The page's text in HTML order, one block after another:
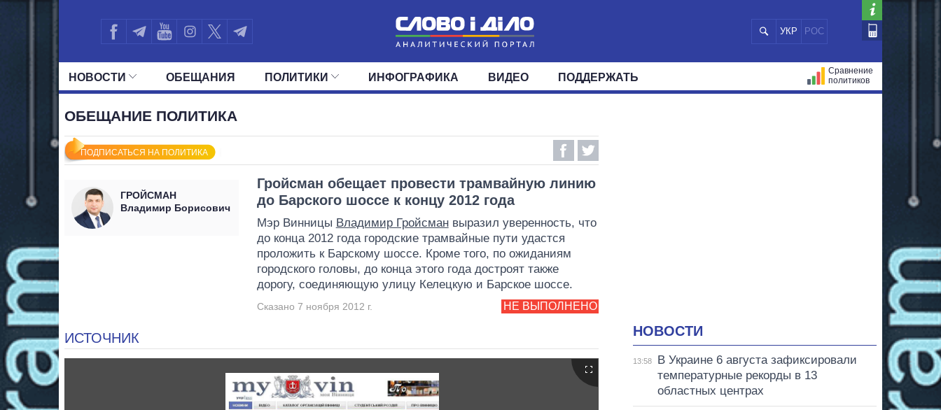
УКР РОС
НОВОСТИ
МИР
ОБЕЩАНИЯ ПОЛИТИКИ
ОКРУГА
ИНФОГРАФИКА ВИДЕО ПОДДЕРЖАТЬ
Сравнение
политиков
ОБЕЩАНИЕ ПОЛИТИКА
ПОДПИСАТЬСЯ НА ПОЛИТИКА
ГРОЙСМАН
Владимир Борисович
Гройсман обещает провести трамвайную линию
до Барского шоссе к концу 2012 года
Мэр Винницы Владимир Гройсманвыразил уверенность, что
до конца 2012 года городские трамвайные пути удастся
проложить к Барскому шоссе. Кроме того, по ожиданиям
городского головы, до конца этого года достроят также
дорогу, соединяющую улицу Келецкую и Барское шоссе.
НЕ ВЫПОЛНЕНО
Сказано 7 ноября 2012 г.
ИСТОЧНИК НОВОСТИ
13:58
В Украине 6 августа зафиксировали
температурные рекорды в 13
областных центрах